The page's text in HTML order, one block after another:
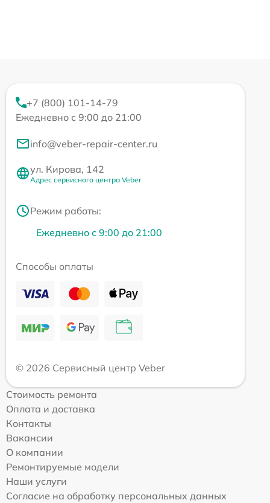
+7 (800) 101-14-79
Ежедневно с 9:00 до 21:00
info@veber-repair-center.ru
ул. Кирова, 142
Адрес сервисного центра Veber
Режим работы:
Ежедневно с 9:00 до 21:00
Способы оплаты
© 2026 Сервисный центр Veber
Стоимость ремонта
Оплата и доставка
Контакты
Вакансии
О компании
Ремонтируемые модели
Наши услуги
Согласие на обработку персональных данных